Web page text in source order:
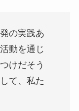
の実践あ
動を通じ
けだそう
て、私た